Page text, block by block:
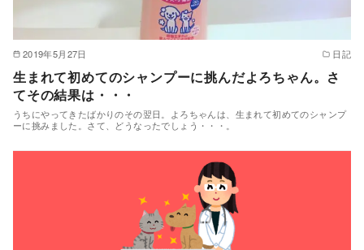
2019年5月27日 日記
生まれて初めてのシャンプーに挑んだよろちゃん。さ
てその結果は・・・
うちにやってきたばかりのその翌日。よろちゃんは、生まれて初めてのシャンプ
ーに挑みました。さて、どうなったでしょう・・・。